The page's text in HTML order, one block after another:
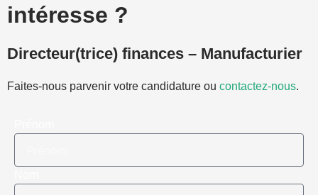
intéresse ?
Directeur(trice) finances – Manufacturier
Faites-nous parvenir votre candidature ou contactez-nous.